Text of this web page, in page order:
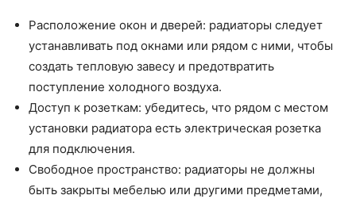
Расположение окон и дверей: радиаторы следует
устанавливать под окнами или рядом с ними, чтобы
создать тепловую завесу и предотвратить
поступление холодного воздуха.
Доступ к розеткам: убедитесь, что рядом с местом
установки радиатора есть электрическая розетка
для подключения.
Свободное пространство: радиаторы не должны
быть закрыты мебелью или другими предметами,